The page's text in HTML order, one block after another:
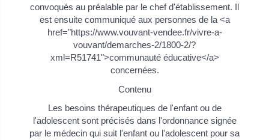
convoqués au préalable par le chef d'établissement. Il
est ensuite communiqué aux personnes de la <a
href="https://www.vouvant-vendee.fr/vivre-a-
vouvant/demarches-2/1800-2/?
xml=R51741">communauté éducative</a>
concernées.
Contenu
Les besoins thérapeutiques de l'enfant ou de
l'adolescent sont précisés dans l'ordonnance signée
par le médecin qui suit l'enfant ou l'adolescent pour sa